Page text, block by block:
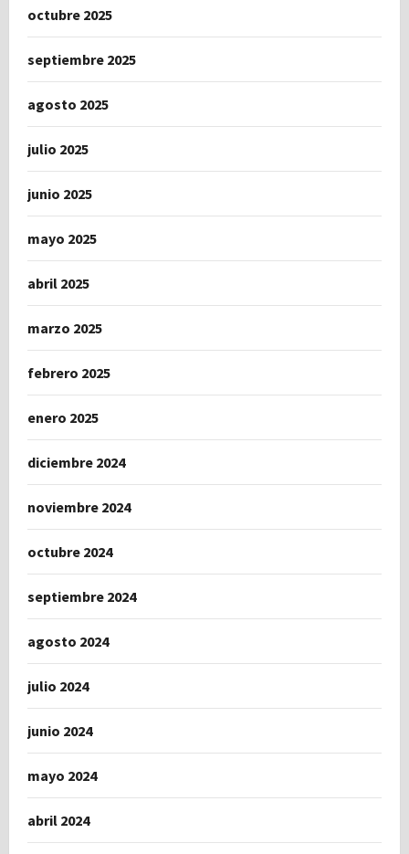
octubre 2025
septiembre 2025
agosto 2025
julio 2025
junio 2025
mayo 2025
abril 2025
marzo 2025
febrero 2025
enero 2025
diciembre 2024
noviembre 2024
octubre 2024
septiembre 2024
agosto 2024
julio 2024
junio 2024
mayo 2024
abril 2024